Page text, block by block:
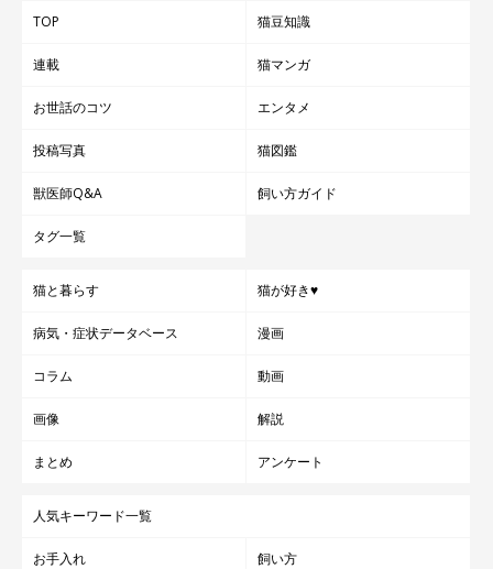
TOP 猫豆知識
連載 猫マンガ
お世話のコツ エンタメ
投稿写真 猫図鑑
獣医師Q&A 飼い方ガイド
タグ一覧
猫と暮らす 猫が好き♥
病気・症状データベース 漫画
コラム 動画
画像 解説
まとめ アンケート
人気キーワード一覧
お手入れ 飼い方